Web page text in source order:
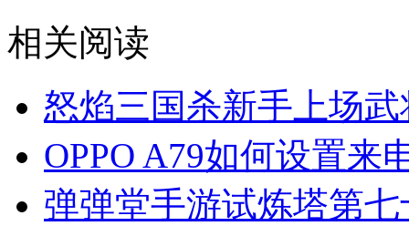
相关阅读
怒焰三国杀新手上场
OPPO A79如何设置来
弹弹堂手游试炼塔第